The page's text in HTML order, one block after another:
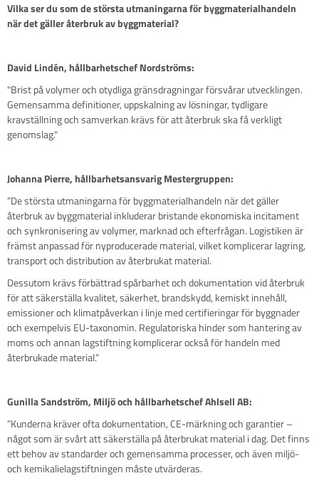
Vilka ser du som de största utmaningarna för byggmaterialhandeln
när det gäller återbruk av byggmaterial?
David Lindén, hållbarhetschef Nordströms:
"Brist på volymer och otydliga gränsdragningar försvårar utvecklingen.
Gemensamma definitioner, uppskalning av lösningar, tydligare
kravställning och samverkan krävs för att återbruk ska få verkligt
genomslag."
Johanna Pierre, hållbarhetsansvarig Mestergruppen:
”De största utmaningarna för byggmaterialhandeln när det gäller
återbruk av byggmaterial inkluderar bristande ekonomiska incitament
och synkronisering av volymer, marknad och efterfrågan. Logistiken är
främst anpassad för nyproducerade material, vilket komplicerar lagring,
transport och distribution av återbrukat material.
Dessutom krävs förbättrad spårbarhet och dokumentation vid återbruk
för att säkerställa kvalitet, säkerhet, brandskydd, kemiskt innehåll,
emissioner och klimatpåverkan i linje med certifieringar för byggnader
och exempelvis EU-taxonomin. Regulatoriska hinder som hantering av
moms och annan lagstiftning komplicerar också för handeln med
återbrukade material.”
Gunilla Sandström, Miljö och hållbarhetschef Ahlsell AB:
”Kunderna kräver ofta dokumentation, CE-märkning och garantier –
något som är svårt att säkerställa på återbrukat material i dag. Det finns
ett behov av standarder och gemensamma processer, och även miljö-
och kemikalielagstiftningen måste utvärderas.